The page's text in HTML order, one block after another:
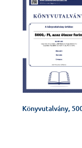
Könyvutalvány,